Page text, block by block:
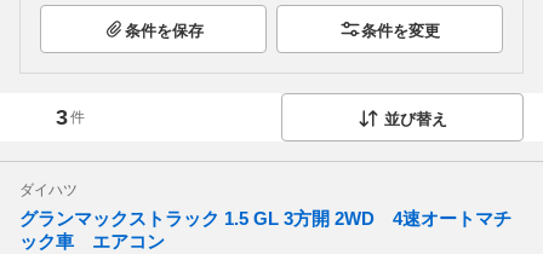
条件を保存 条件を変更
3件 並び替え
ダイハツ
グランマックストラック 1.5 GL 3方開 2WD 4速オートマチ
ック車 エアコン